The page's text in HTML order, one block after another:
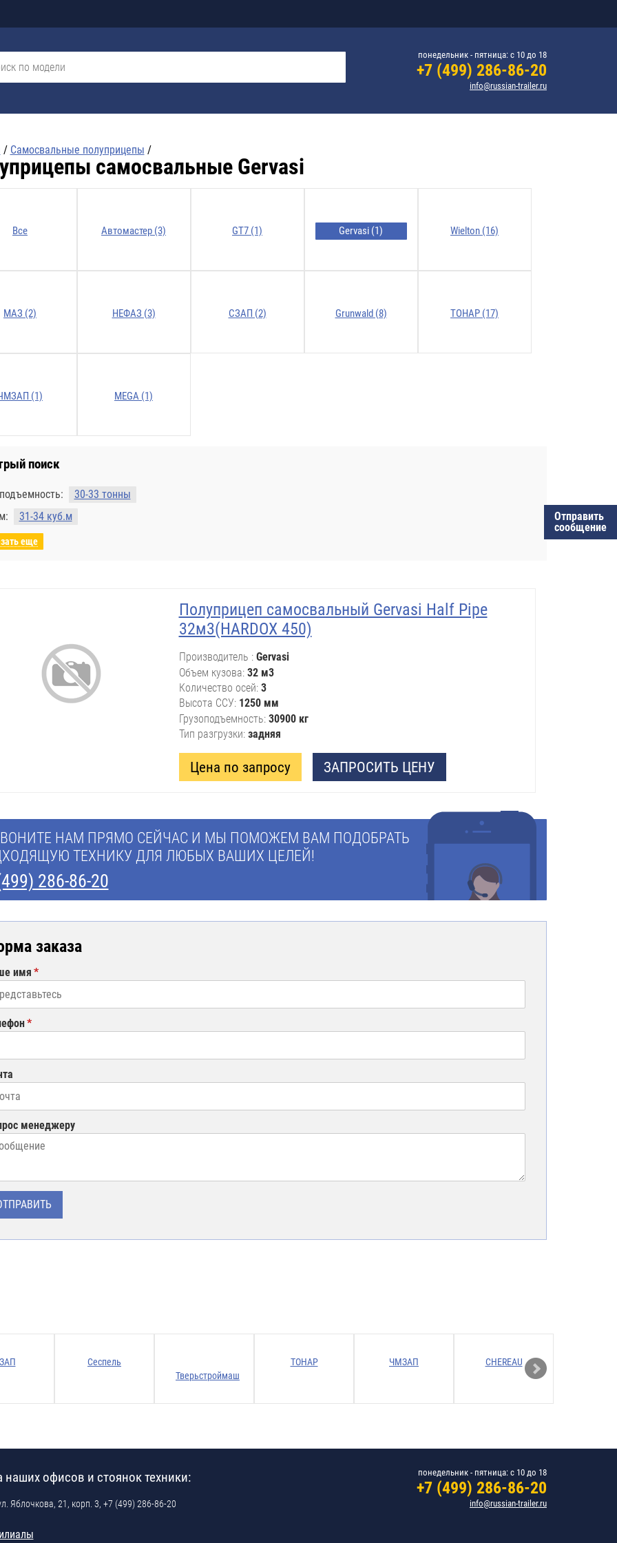
понедельник - пятница: с 10 до 18
+7 (499) 286-86-20
info@russian-trailer.ru
/ Cамосвальные полуприцепы /
самосвальные Gervasi
Все Автомастер (3) GT7 (1) Gervasi (1) Wielton (16)
МАЗ (2) НЕФАЗ (3) СЗАП (2) Grunwald (8) ТОНАР (17)
(1) MEGA (1)
поиск
30-33 тонны
31-34 куб.м
еще
Полуприцеп самосвальный Gervasi Half Pipe
32м3(HARDOX 450)
Производитель
Gervasi
Объем кузова 32 м3
Количество осей 3
Высота ССУ 1250 мм
Грузоподъемность 30900 кг
Тип разгрузки задняя
Цена по запросу ЗАПРОСИТЬ ЦЕНУ
НАМ ПРЯМО СЕЙЧАС И МЫ ПОМОЖЕМ ВАМ ПОДОБРАТЬ
ТЕХНИКУ ДЛЯ ЛЮБЫХ ВАШИХ ЦЕЛЕЙ!
286-86-20
заказа
имя
менеджеру
Сеспель
Тверьстроймаш
ТОНАР ЧМЗАП CHEREAU
наших офисов и стоянок техники:
Яблочкова, 21, корп. 3, +7 (499) 286-86-20
понедельник - пятница: с 10 до 18
+7 (499) 286-86-20
info@russian-trailer.ru
Отправить
сообщение